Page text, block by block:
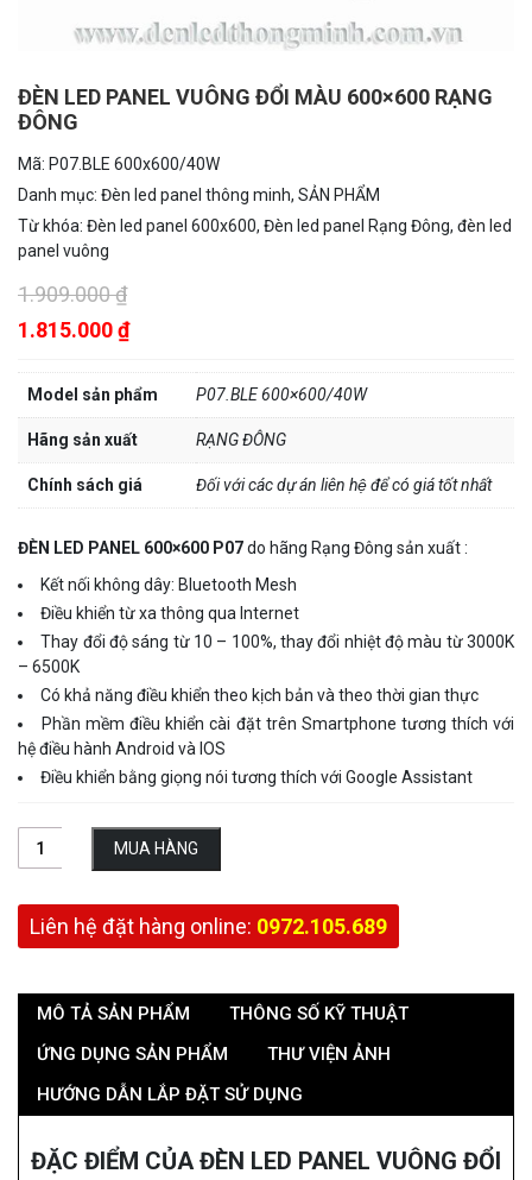
ĐÈN LED PANEL VUÔNG ĐỔI MÀU 600×600 RẠNG
ĐÔNG
Mã: P07.BLE 600x600/40W
Danh mục: Đèn led panel thông minh, SẢN PHẨM
Từ khóa: Đèn led panel 600x600, Đèn led panel Rạng Đông, đèn led
panel vuông
1.909.000 ₫
1.815.000 ₫
Model sản phẩm P07.BLE 600×600/40W
Hãng sản xuất RẠNG ĐÔNG
Chính sách giá Đối với các dự án liên hệ để có giá tốt nhất
ĐÈN LED PANEL 600×600 P07do hãng Rạng Đông sản xuất :
Kết nối không dây: Bluetooth Mesh
Điều khiển từ xa thông qua Internet
Thay đổi độ sáng từ 10 – 100%, thay đổi nhiệt độ màu từ 3000K
– 6500K
Có khả năng điều khiển theo kịch bản và theo thời gian thực
Phần mềm điều khiển cài đặt trên Smartphone tương thích với
hệ điều hành Android và IOS
Điều khiển bằng giọng nói tương thích với Google Assistant
MUA HÀNG
Liên hệ đặt hàng online: 0972.105.689
MÔ TẢ SẢN PHẨM
THÔNG SỐ KỸ THUẬT
ỨNG DỤNG SẢN PHẨM
THƯ VIỆN ẢNH
HƯỚNG DẪN LẮP ĐẶT SỬ DỤNG
ĐẶC ĐIỂM CỦA ĐÈN LED PANEL VUÔNG ĐỔI